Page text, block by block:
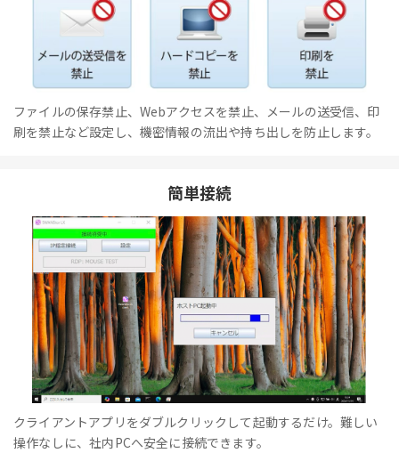
ファイルの保存禁止、Webアクセスを禁止、メールの送受信、印
刷を禁止など設定し、機密情報の流出や持ち出しを防止します。
簡単接続
クライアントアプリをダブルクリックして起動するだけ。難しい
操作なしに、社内PCへ安全に接続できます。